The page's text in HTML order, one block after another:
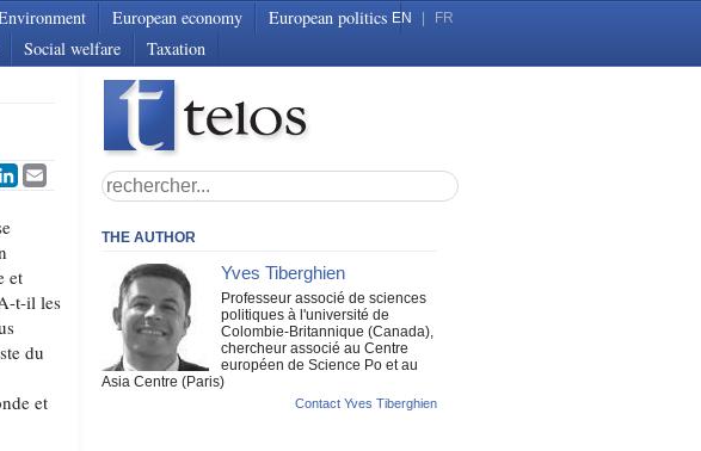
European economy
European politics
Social welfare Taxation
EN FR
LinkedIn
Email
et
t-il les
du
et
THE AUTHOR
Yves Tiberghien
Professeur associé de sciences
politiques à l'université de
Colombie-Britannique (Canada),
chercheur associé au Centre
européen de Science Po et au
Asia Centre (Paris)
Contact Yves Tiberghien